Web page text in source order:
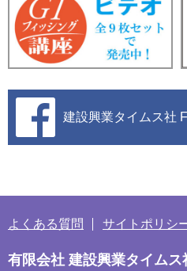
建設興業タイムス社
よくある質問 サイトポリシ
有限会社 建設興業タイムス